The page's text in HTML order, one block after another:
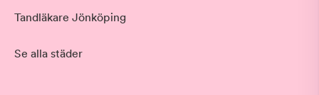
Tandläkare Jönköping
Se alla städer